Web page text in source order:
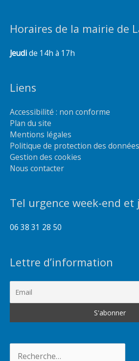
Horaires de la mairie de
Jeudide 14h à 17h
Liens
Accessibilité : non conforme
Plan du site
Mentions légales
Politique de protection des données
Gestion des cookies
Nous contacter
Tel urgence week-end et
06 38 31 28 50
Lettre d’information